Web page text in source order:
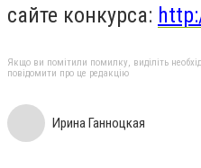
сайте конкурса:
Якщо ви помітили помилку, виділіть
повідомити про це редакцію
Ирина Ганноцкая